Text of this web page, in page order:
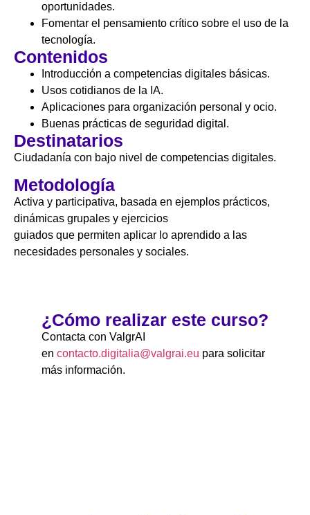
oportunidades.
Fomentar el pensamiento crítico sobre el uso de la
tecnología.
Contenidos
Introducción a competencias digitales básicas.
Usos cotidianos de la IA.
Aplicaciones para organización personal y ocio.
Buenas prácticas de seguridad digital.
Destinatarios
Ciudadanía con bajo nivel de competencias digitales.
Metodología
Activa y participativa, basada en ejemplos prácticos,
dinámicas grupales y ejercicios
guiados que permiten aplicar lo aprendido a las
necesidades personales y sociales.
¿Cómo realizar este curso?
Contacta con ValgrAI
en contacto.digitalia@valgrai.eu para solicitar
más información.